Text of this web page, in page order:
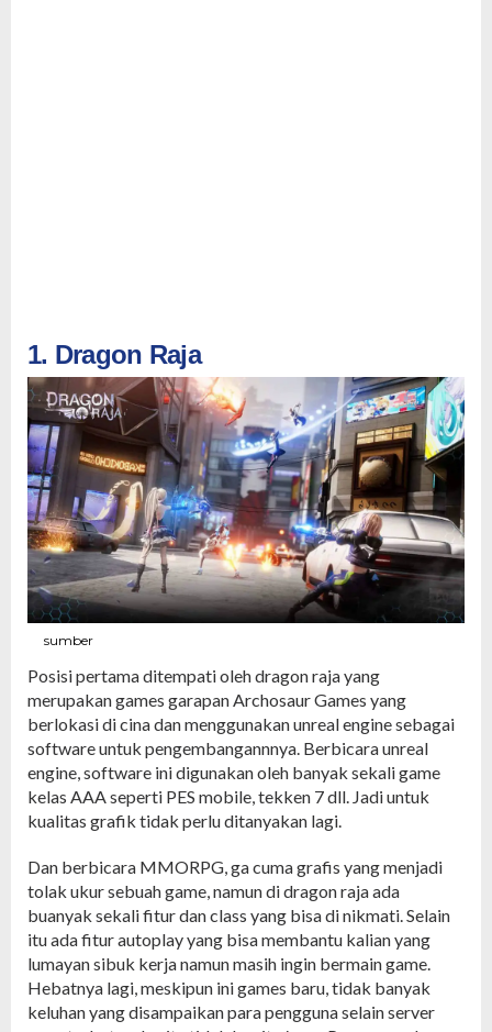
1. Dragon Raja
sumber
Posisi pertama ditempati oleh dragon raja yang
merupakan games garapan Archosaur Games yang
berlokasi di cina dan menggunakan unreal engine sebagai
software untuk pengembangannnya. Berbicara unreal
engine, software ini digunakan oleh banyak sekali game
kelas AAA seperti PES mobile, tekken 7 dll. Jadi untuk
kualitas grafik tidak perlu ditanyakan lagi.
Dan berbicara MMORPG, ga cuma grafis yang menjadi
tolak ukur sebuah game, namun di dragon raja ada
buanyak sekali fitur dan class yang bisa di nikmati. Selain
itu ada fitur autoplay yang bisa membantu kalian yang
lumayan sibuk kerja namun masih ingin bermain game.
Hebatnya lagi, meskipun ini games baru, tidak banyak
keluhan yang disampaikan para pengguna selain server